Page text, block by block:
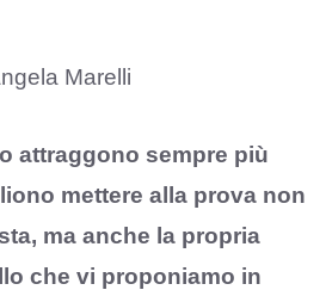
Marelli
attraggono sempre più
mettere alla prova non
ma anche la propria
che vi proponiamo in